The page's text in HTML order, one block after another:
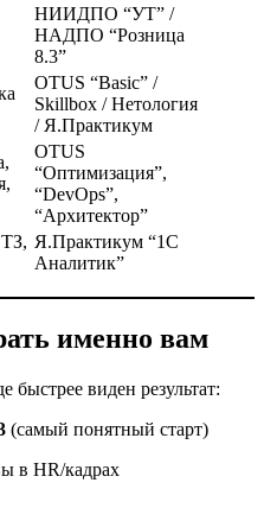
НИИДПО “УТ” /
НАДПО “Розница
8.3”
OTUS “Basic” /
Skillbox / Нетология
/ Я.Практикум
OTUS
“Оптимизация”,
“DevOps”,
“Архитектор”
Я.Практикум “1С
Аналитик”
именно вам
быстрее виден результат:
(самый понятный старт)
в HR/кадрах